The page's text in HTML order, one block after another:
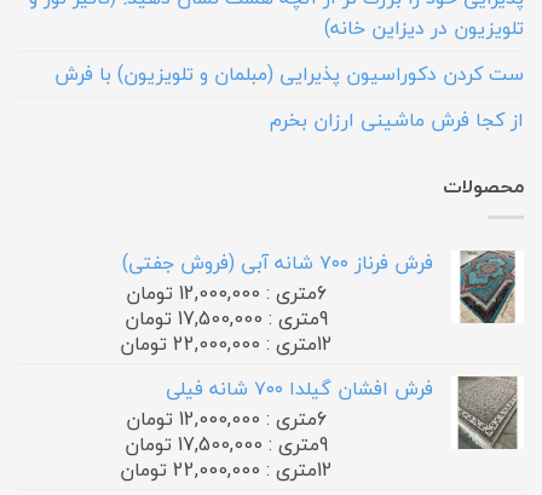
تلویزیون در دیزاین خانه)
ست کردن دکوراسیون پذیرایی (مبلمان و تلویزیون) با فرش
از کجا فرش ماشینی ارزان بخرم
محصولات
فرش فرناز ۷۰۰ شانه آبی (فروش جفتی)
6متری : 12,000,000 تومان
9متری : 17,500,000 تومان
12متری : 22,000,000 تومان
فرش افشان گیلدا ۷۰۰ شانه فیلی
6متری : 12,000,000 تومان
9متری : 17,500,000 تومان
12متری : 22,000,000 تومان